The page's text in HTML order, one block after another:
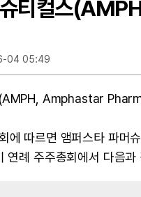
티컬스
04 05:49
Amphastar
에 따르면 앰퍼스타 파
연례 주주총회에서 다음